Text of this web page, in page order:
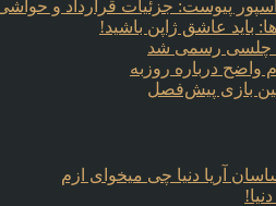
پیوست: جزئیات قرارداد و حواشی
باید عاشق ژاپن باشید!
به چلسی رسمی شد
واضح درباره روزبه
بازی پیش‌فصل
آریا دنیا چی میخوای ازم